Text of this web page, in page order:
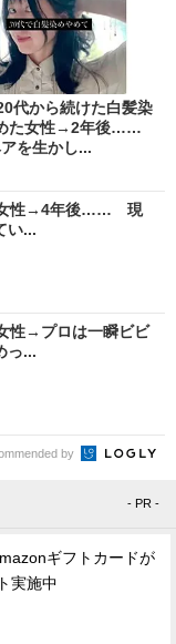
代から続けた白髪染
た女性→2年後……
を生かし...
女性→4年後…… 現
い...
性→プロは一瞬ビビ
っ...
by
- PR -
ギフトカードが
実施中